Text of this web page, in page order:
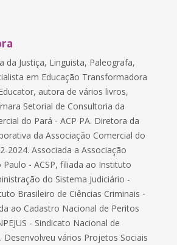
da Justiça, Linguista, Paleografa,
em Educação Transformadora
autora de vários livros,
Setorial de Consultoria da
do Pará - ACP PA. Diretora da
da Associação Comercial do
2024. Associada a Associação
Paulo - ACSP, filiada ao Instituto
do Sistema Judiciário -
Brasileiro de Ciências Criminais -
ao Cadastro Nacional de Peritos
- Sindicato Nacional de
Desenvolveu vários Projetos Sociais